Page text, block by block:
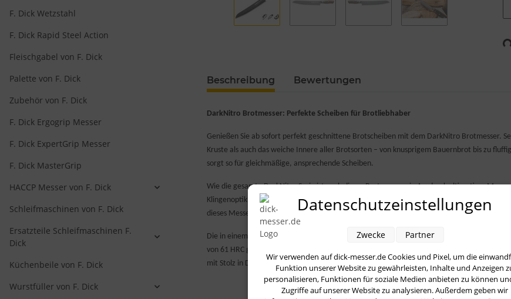
Beschreibung Bewertungen
DarkNitro Brotmesser: Perfekte Scheiben für Brotliebhaber
Genießen Sie ab sofort perfekt geschnittene Brotscheiben mit dem DarkNitro Brotmesser.
Kruste als auch das weiche Innere aller Brotsorten – von knusprigem Bauernbrot bis zu
sorgt so für gleichmäßige, ansprechende Scheiben.
Wie die gesamte DarkNitro Serie ist auch dieses Brotmesser ein Ausdruck ultimativer
Klingenoptik mit der markanten Hammerschlag-Prägung und der edlen Kohlenstoff-Optik,
dieses Messer zu einem Blickfang in jeder Küche.
Die in einem speziellen Verfahren geschmiedete Klinge besteht aus hochwertigem
von 61 HRC garantiert eine langanhaltende Schärfe des Wellenschliffs und somit dauerhaft
mit Stolz in Deutschland gefertigt.
F. Dick Wetzstahl
F. Dick Rapid Steel Action
Fleischgabel von F. Dick
Palette von F. Dick
Zubehör von F. Dick
F. Dick Ergogrip Messer
F. Dick ExpertGrip Messer
F. Dick MasterGrip
HACCP Messer von F. Dick
Schleifmaschinen von F. Dick
Ersatzteile Schleifmaschinen F.
Dick
Küchenbeile von F. Dick
Wurstfüller von F. Dick
Datenschutzeinstellungen
Wir verwenden auf dick-messer.de Cookies und Pixel, um die
Funktion unserer Website zu gewährleisten, Inhalte und Anzeigen
personalisieren, Funktionen für soziale Medien anbieten zu können
Zugriffe auf unserer Website zu analysieren. Außerdem geben wir
Zwecke Partner